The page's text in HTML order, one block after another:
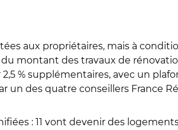
aux propriétaires, mais à
du montant des travaux de
% supplémentaires, avec un
des quatre conseillers France
: 11 vont devenir des